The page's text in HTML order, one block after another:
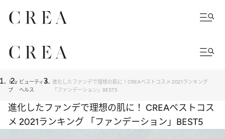
トッ
プ
ビューティ＆
ヘルス
進化したファンデで理想の肌に！CREAベストコスメ 2021ランキング
「ファンデーション」BEST5
進化したファンデで理想の肌に！ CREAベストコス
メ 2021ランキング 「ファンデーション」BEST5